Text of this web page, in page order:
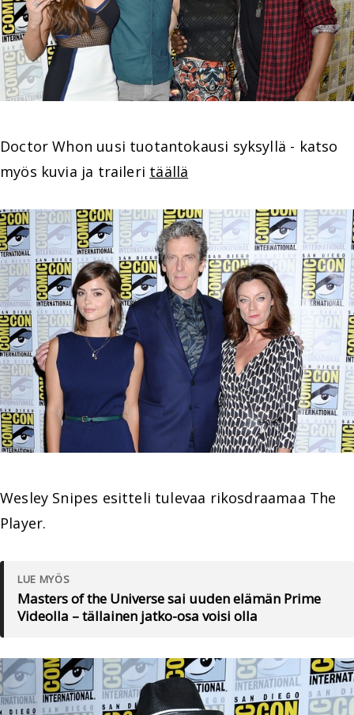
Doctor Whon uusi tuotantokausi syksyllä - katso
myös kuvia ja traileri täällä
Wesley Snipes esitteli tulevaa rikosdraamaa The
Player.
LUE MYÖS
Masters of the Universe sai uuden elämän Prime
Videolla – tällainen jatko-osa voisi olla